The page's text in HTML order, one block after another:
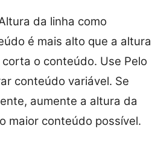
da linha como
é mais alto que a altura
o conteúdo. Use Pelo
conteúdo variável. Se
aumente a altura da
maior conteúdo possível.